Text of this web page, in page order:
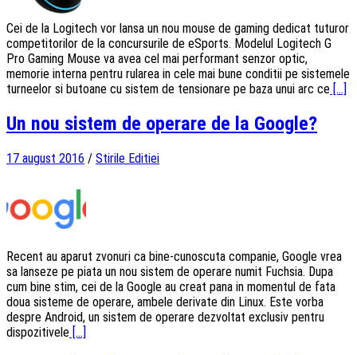
Cei de la Logitech vor lansa un nou mouse de gaming dedicat tuturor
competitorilor de la concursurile de eSports. Modelul Logitech G
Pro Gaming Mouse va avea cel mai performant senzor optic,
memorie interna pentru rularea in cele mai bune conditii pe sistemele
turneelor si butoane cu sistem de tensionare pe baza unui arc ce [...]
Un nou sistem de operare de la Google?
17 august 2016 / Stirile Editiei
Recent au aparut zvonuri ca bine-cunoscuta companie, Google vrea
sa lanseze pe piata un nou sistem de operare numit Fuchsia. Dupa
cum bine stim, cei de la Google au creat pana in momentul de fata
doua sisteme de operare, ambele derivate din Linux. Este vorba
despre Android, un sistem de operare dezvoltat exclusiv pentru
dispozitivele [...]